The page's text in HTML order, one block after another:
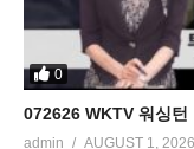
0
072626 WKTV 워싱턴
admin AUGUST 1, 2026